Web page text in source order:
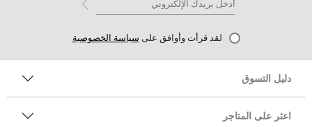
لقد قرأت وأوافق على سياسة الخصوصية
دليل التسوق
اعثر على المتاجر